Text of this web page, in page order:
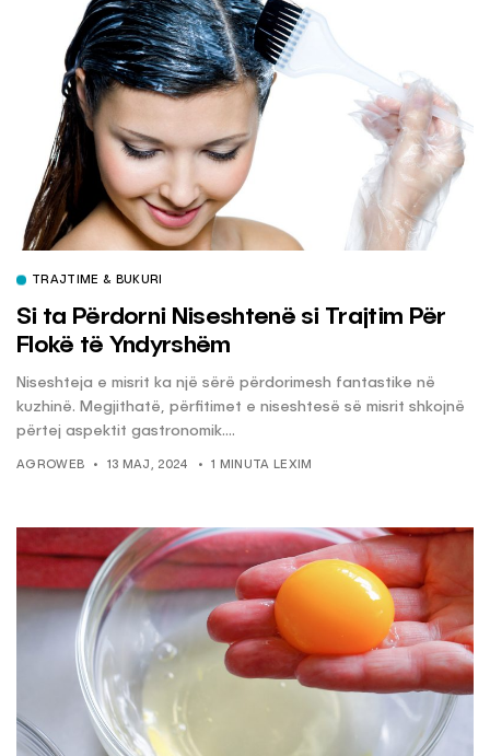
TRAJTIME & BUKURI
Si ta Përdorni Niseshtenë si Trajtim Për
Flokë të Yndyrshëm
Niseshteja e misrit ka një sërë përdorimesh fantastike në
kuzhinë. Megjithatë, përfitimet e niseshtesë së misrit shkojnë
përtej aspektit gastronomik....
AGROWEB 13 MAJ, 2024 1 MINUTA LEXIM